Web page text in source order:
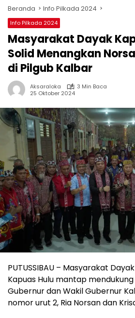
Beranda Info Pilkada 2024
Info Pilkada 2024
Masyarakat Dayak
Solid Menangkan
di Pilgub Kalbar
Aksaraloka
3 Min Baca
25 Oktober 2024
PUTUSSIBAU – Masyarakat
Kapuas Hulu mantap
Gubernur dan Wakil Gubernur
nomor urut 2, Ria Norsan dan